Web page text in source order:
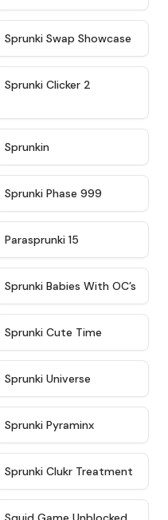
★ 4.6
Sprunki Swap Showcase
Sprunki Clicker 2
Sprunkin
Sprunki Phase 999
Parasprunki 15
★ 4.8
Sprunki Babies With OC’s
Sprunki Cute Time
Sprunki Universe
Sprunki Pyraminx
★ 4.7
Sprunki Clukr Treatment
★ 4.6